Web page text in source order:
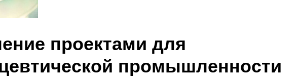
проектами для
промышленности